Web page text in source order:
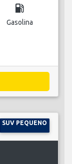
local_gas_station
Gasolina
SUV PEQUENO